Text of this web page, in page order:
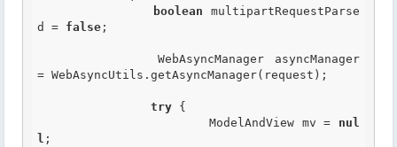
boolean multipartRequestParse
d = false ;
= WebAsyncUtils.getAsyncManager(request);
try {
			ModelAndView mv =
nul
l ;